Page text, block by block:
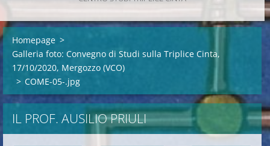
Homepage >
Galleria foto: Convegno di Studi sulla Triplice Cinta,
17/10/2020, Mergozzo (VCO)
> COME-05-.jpg
IL PROF. AUSILIO PRIULI